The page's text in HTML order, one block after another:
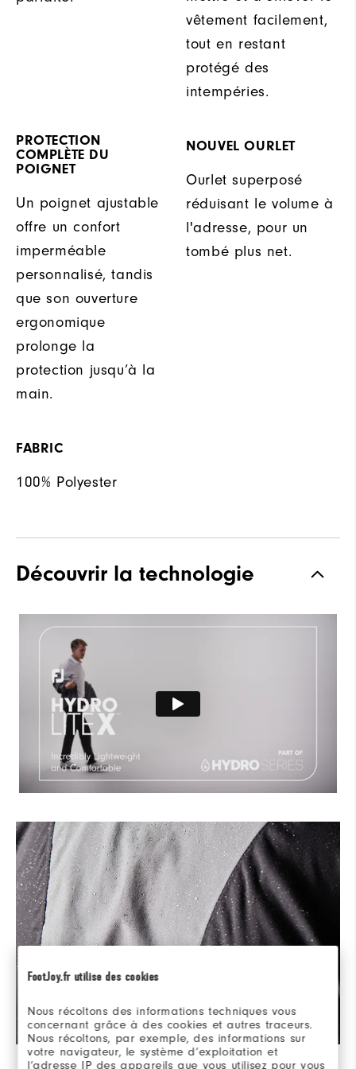
FootJoy.fr utilise des cookies
Nous récoltons des informations techniques vous
concernant grâce à des cookies et autres traceurs.
Nous récoltons, par exemple, des informations sur
votre navigateur, le système d’exploitation et
l’adresse IP des appareils que vous utilisez pour vous
vêtement facilement,
tout en restant
protégé des
intempéries.
PROTECTION
COMPLÈTE DU
POIGNET
Un poignet ajustable
offre un confort
imperméable
personnalisé, tandis
que son ouverture
ergonomique
prolonge la
protection jusqu’à la
main.
NOUVEL OURLET
Ourlet superposé
réduisant le volume à
l'adresse, pour un
tombé plus net.
FABRIC
100% Polyester
Découvrir la technologie
REVÊTEMENT EN MAILLE